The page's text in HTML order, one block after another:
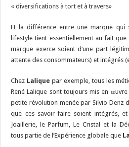
« diversifications à tort et à travers»
Et la différence entre une marque qui
lifestyle tient essentiellement au fait
marque exerce soient d’une part
attente des consommateurs) et intégrés
Chez Lalique par exemple, tous les
René Lalique sont toujours mis en œuvre
petite révolution menée par Silvio Denz
que ces savoir-faire soient intégrés,
Joaillerie, le Parfum, Le Cristal et la
tous partie de l’Expérience globale que